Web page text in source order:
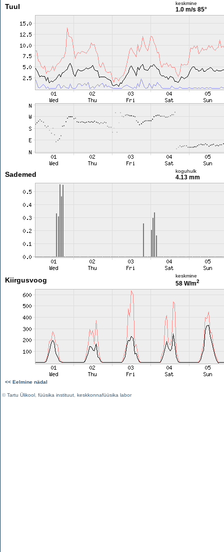
Tuul keskmine
1.0 m/s 85°
Sademed koguhulk
4.13 mm
Kiirgusvoog
keskmine
58 W/m2
<< Eelmine nädal
©Tartu Ülikool füüsika instituut keskkonnafüüsika labor